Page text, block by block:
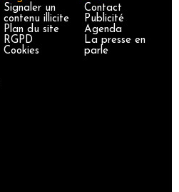
Signaler un
contenu illicite
Plan du site
RGPD
Cookies
Contact
Publicité
Agenda
La presse en
parle